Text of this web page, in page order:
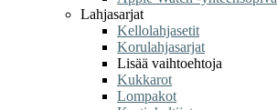
Lahjasarjat
Kellolahjasetit
Korulahjasarjat
Lisää vaihtoehtoja
Kukkarot
Lompakot